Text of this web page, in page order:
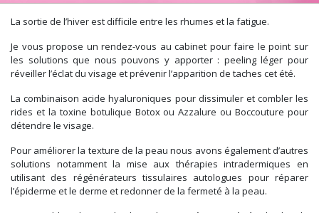
La sortie de l’hiver est difficile entre les rhumes et la fatigue.
Je vous propose un rendez-vous au cabinet pour faire le point sur
les solutions que nous pouvons y apporter : peeling léger pour
réveiller l’éclat du visage et prévenir l’apparition de taches cet été.
La combinaison acide hyaluroniques pour dissimuler et combler les
rides et la toxine botulique Botox ou Azzalure ou Boccouture pour
détendre le visage.
Pour améliorer la texture de la peau nous avons également d’autres
solutions notamment la mise aux thérapies intradermiques en
utilisant des régénérateurs tissulaires autologues pour réparer
l’épiderme et le derme et redonner de la fermeté à la peau.